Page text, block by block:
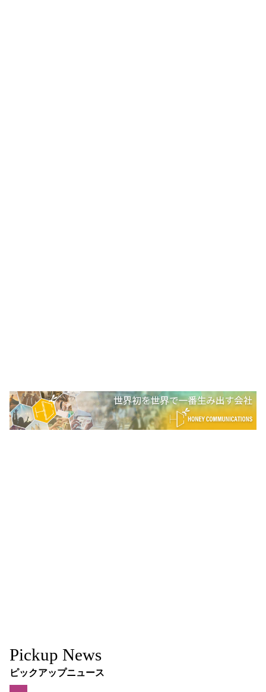
Pickup News
ピックアップニュース